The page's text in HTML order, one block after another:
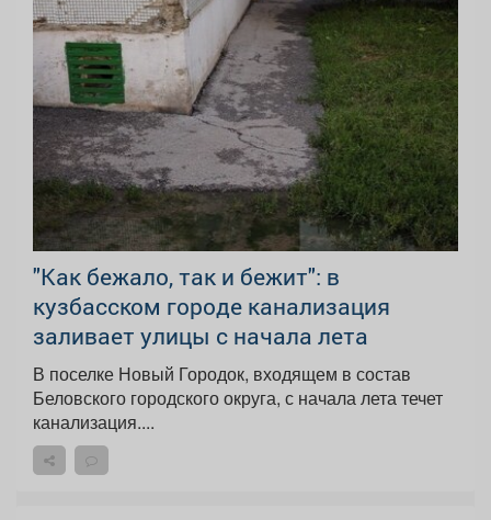
"Как бежало, так и бежит": в
кузбасском городе канализация
заливает улицы с начала лета
В поселке Новый Городок, входящем в состав
Беловского городского округа, с начала лета течет
канализация....